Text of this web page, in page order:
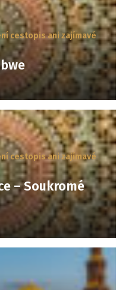
cestopis ani zajímavé
cestopis ani zajímavé
– Soukromé